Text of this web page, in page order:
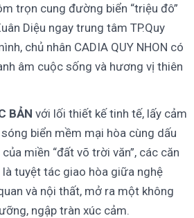
trọn cung đường biển “triệu đô”
Diệu ngay trung tâm TP.Quy
chủ nhân CADIA QUY NHON có
âm cuộc sống và hương vị thiên
BẢN với lối thiết kế tinh tế, lấy cảm
biển mềm mại hòa cùng dấu
miền “đất võ trời văn”, các căn
là tuyệt tác giao hòa giữa nghệ
và nội thất, mở ra một không
ngập tràn xúc cảm.